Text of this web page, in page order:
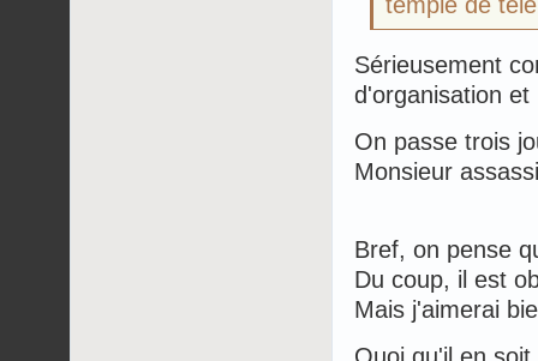
Sérieusement
d'organisation
On passe trois
Monsieur
Bref, on pense
Du coup, il est
Mais j'aimerai